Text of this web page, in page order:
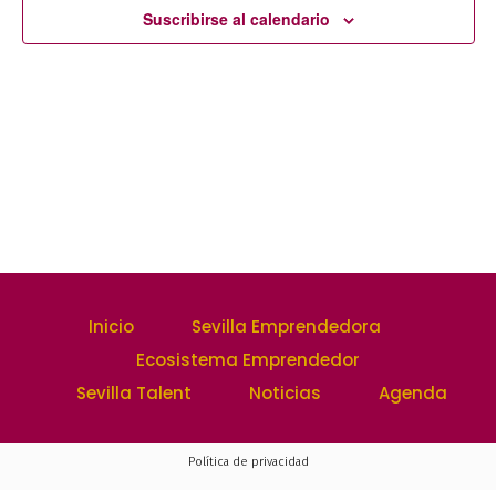
y
Suscribirse al calendario
Inicio
Sevilla Emprendedora
Ecosistema Emprendedor
Sevilla Talent
Noticias Agenda
Política de privacidad